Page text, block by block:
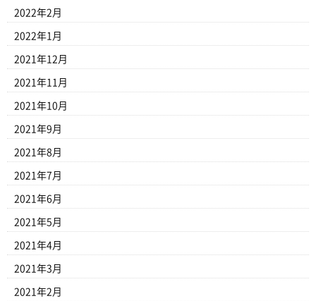
2022年2月
2022年1月
2021年12月
2021年11月
2021年10月
2021年9月
2021年8月
2021年7月
2021年6月
2021年5月
2021年4月
2021年3月
2021年2月